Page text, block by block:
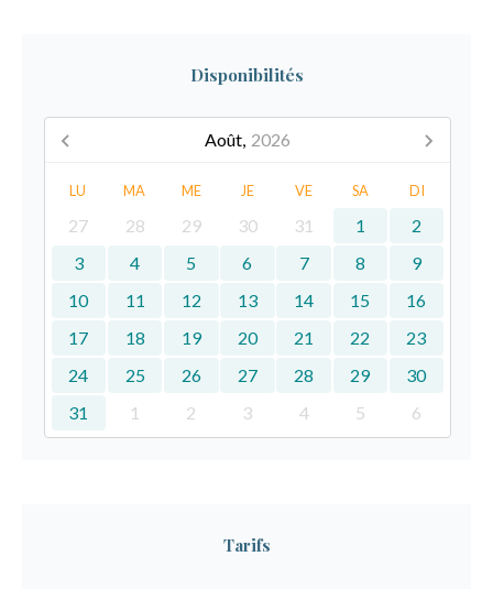
Disponibilités
Août, 2026
LU MA ME JE VE SA DI
27 28 29 30 31 1
2
3
4 5 6 7 8
9
10
11 12 13 14 15
16
17
18 19 20 21 22
23
24
25 26 27 28 29
30
31
1 2 3 4 5 6
Tarifs